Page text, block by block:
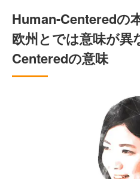
Human-Centeredの
欧州とでは意味が
Centeredの意味